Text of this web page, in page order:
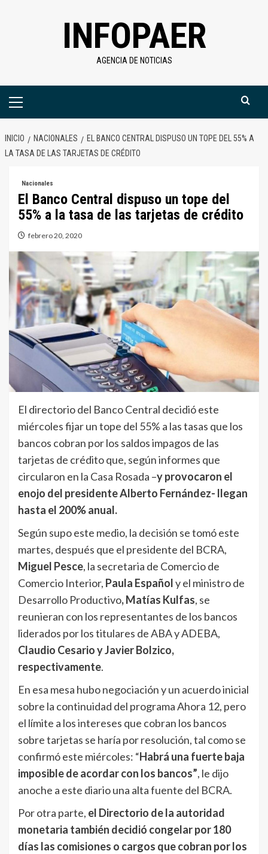
INFOPAER
AGENCIA DE NOTICIAS
Menú
INICIO NACIONALES
EL BANCO CENTRAL DISPUSO UN TOPE DEL 55% A
LA TASA DE LAS TARJETAS DE CRÉDITO
Nacionales
El Banco Central dispuso un tope del
55% a la tasa de las tarjetas de crédito
febrero 20, 2020
El directorio del Banco Central decidió este
miércoles fijar un tope del 55% a las tasas que los
bancos cobran por los saldos impagos de las
tarjetas de crédito que, según informes que
circularon en la Casa Rosada –y provocaron el
enojo del presidente Alberto Fernández- llegan
hasta el 200% anual.
Según supo este medio, la decisión se tomó este
martes, después que el presidente del BCRA,
Miguel Pesce, la secretaria de Comercio de
Comercio Interior, Paula Españoly el ministro de
Desarrollo Productivo, Matías Kulfas, se
reunieran con los representantes de los bancos
liderados por los titulares de ABA y ADEBA,
Claudio Cesario y Javier Bolzico,
respectivamente.
En esa mesa hubo negociación y un acuerdo inicial
sobre la continuidad del programa Ahora 12, pero
el límite a los intereses que cobran los bancos
sobre tarjetas se haría por resolución, tal como se
confirmó este miércoles: “Habrá una fuerte baja
imposible de acordar con los bancos”, le dijo
anoche a este diario una alta fuente del BCRA.
Por otra parte, el Directorio de la autoridad
monetaria también decidió congelar por 180
días las comisiones o cargos que cobran por los